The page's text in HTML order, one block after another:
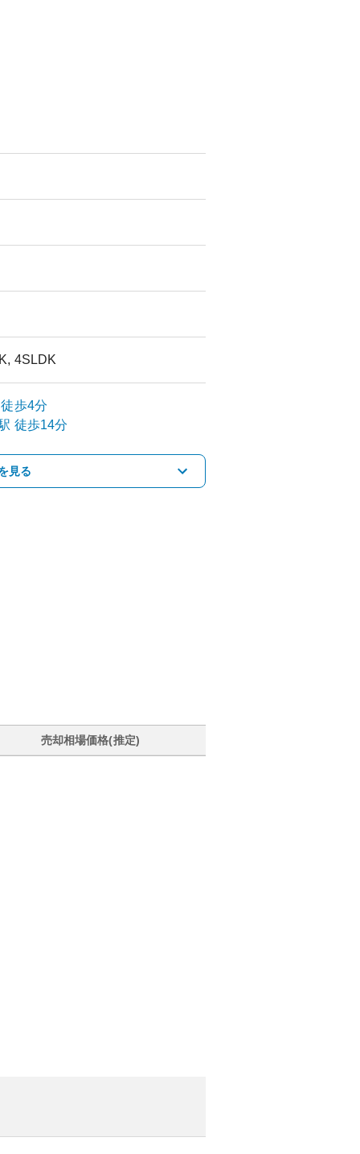
4SLDK
歩4分
徒歩14分
見る
売却相場価格(推定)